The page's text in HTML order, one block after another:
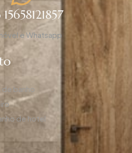
e Whatsapp
banho
de hotel